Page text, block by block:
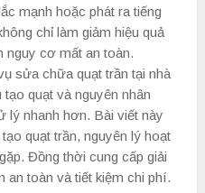
mạnh hoặc phát ra tiếng
chỉ làm giảm hiệu quả
nguy cơ mất an toàn.
sửa chữa quạt trần tại nhà
quạt và nguyên nhân
lý nhanh hơn. Bài viết này
quạt trần, nguyên lý hoạt
Đồng thời cung cấp giải
an toàn và tiết kiệm chi phí.